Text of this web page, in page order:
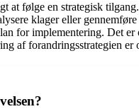
at følge en strategisk
klager eller
for implementering. Det
af forandringsstrategien er